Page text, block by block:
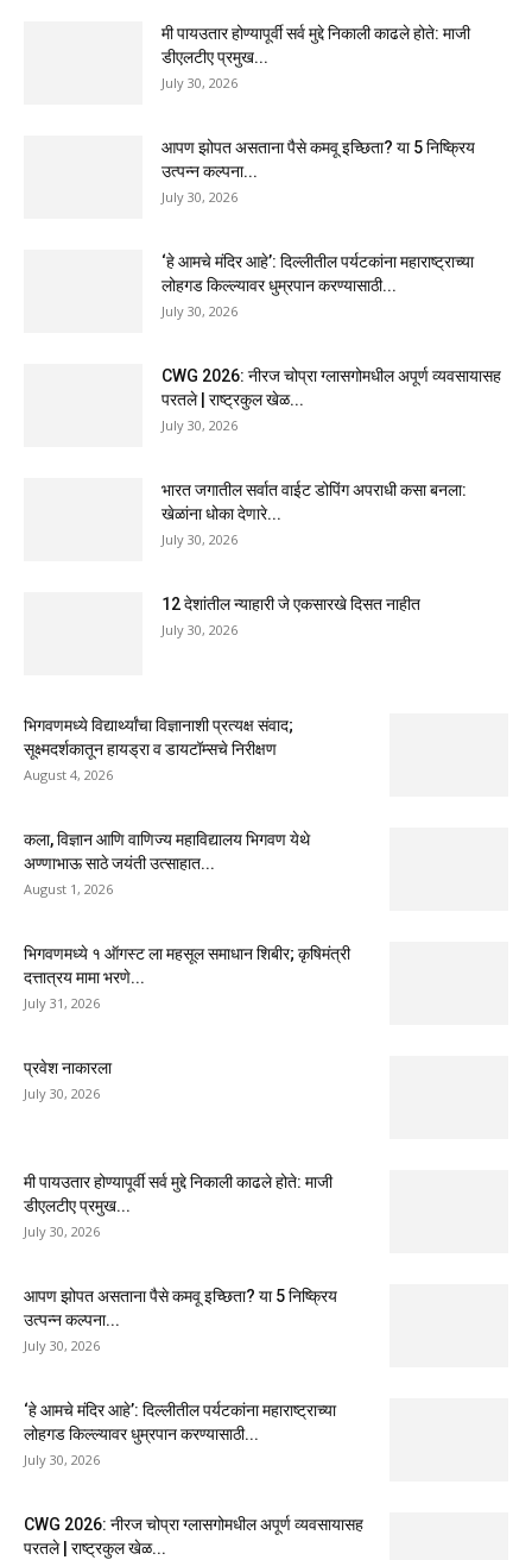
मी पायउतार होण्यापूर्वी सर्व मुद्दे निकाली काढले होते: माजी
डीएलटीए प्रमुख...
July 30, 2026
आपण झोपत असताना पैसे कमवू इच्छिता? या 5 निष्क्रिय
उत्पन्न कल्पना...
July 30, 2026
‘हे आमचे मंदिर आहे’: दिल्लीतील पर्यटकांना महाराष्ट्राच्या
लोहगड किल्ल्यावर धुम्रपान करण्यासाठी...
July 30, 2026
CWG 2026: नीरज चोप्रा ग्लासगोमधील अपूर्ण व्यवसायासह
परतले | राष्ट्रकुल खेळ...
July 30, 2026
भारत जगातील सर्वात वाईट डोपिंग अपराधी कसा बनला:
खेळांना धोका देणारे...
July 30, 2026
12 देशांतील न्याहारी जे एकसारखे दिसत नाहीत
July 30, 2026
भिगवणमध्ये विद्यार्थ्यांचा विज्ञानाशी प्रत्यक्ष संवाद;
सूक्ष्मदर्शकातून हायड्रा व डायटॉम्सचे निरीक्षण
August 4, 2026
कला, विज्ञान आणि वाणिज्य महाविद्यालय भिगवण येथे
अण्णाभाऊ साठे जयंती उत्साहात...
August 1, 2026
भिगवणमध्ये १ ऑगस्ट ला महसूल समाधान शिबीर; कृषिमंत्री
दत्तात्रय मामा भरणे...
July 31, 2026
प्रवेश नाकारला
July 30, 2026
मी पायउतार होण्यापूर्वी सर्व मुद्दे निकाली काढले होते: माजी
डीएलटीए प्रमुख...
July 30, 2026
आपण झोपत असताना पैसे कमवू इच्छिता? या 5 निष्क्रिय
उत्पन्न कल्पना...
July 30, 2026
‘हे आमचे मंदिर आहे’: दिल्लीतील पर्यटकांना महाराष्ट्राच्या
लोहगड किल्ल्यावर धुम्रपान करण्यासाठी...
July 30, 2026
CWG 2026: नीरज चोप्रा ग्लासगोमधील अपूर्ण व्यवसायासह
परतले | राष्ट्रकुल खेळ...